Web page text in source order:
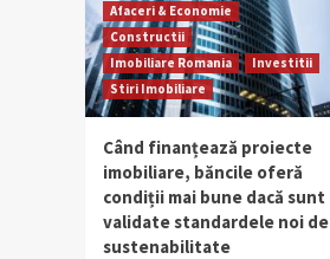
Afaceri & Economie
Constructii
Imobiliare Romania
Investitii
Stiri Imobiliare
Când finanțează proiecte
imobiliare, băncile oferă
condiții mai bune dacă sunt
validate standardele noi de
sustenabilitate